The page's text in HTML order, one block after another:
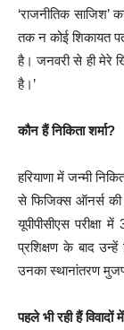
‘राजनीतिक साजिश’
तक न कोई शिकायत
है। जनवरी से ही मेरे
है।’
कौन हैं निकिता शर्मा?
हरियाणा में जन्मी
से फिजिक्स ऑनर्स की
यूपीपीसीएस
प्रशिक्षण के बाद
उनका स्थानांतरण
पहले भी रही हैं विवादों में